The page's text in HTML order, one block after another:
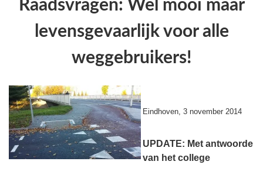
Raadsvragen: Wel mooi maar
levensgevaarlijk voor alle
weggebruikers!
Eindhoven, 3 november 2014
UPDATE: Met antwoorde
van het college